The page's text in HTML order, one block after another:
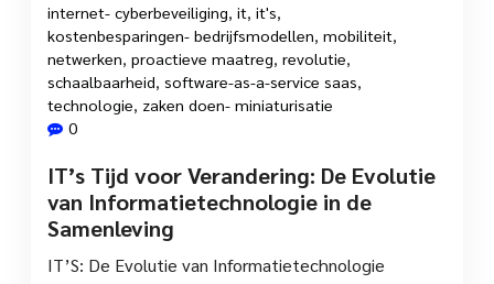
internet- cyberbeveiliging it it's
kostenbesparingen- bedrijfsmodellen mobiliteit
netwerken proactieve maatreg revolutie
schaalbaarheid software-as-a-service saas
technologie zaken doen- miniaturisatie
0
IT’s Tijd voor Verandering: De Evolutie
van Informatietechnologie in de
Samenleving
IT’S: De Evolutie van Informatietechnologie